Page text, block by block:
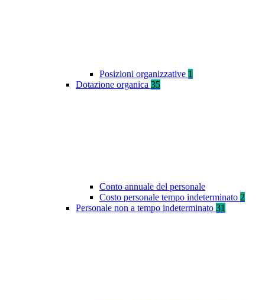
Posizioni organizzative 1
Dotazione organica 35
Conto annuale del personale
Costo personale tempo indeterminato 2
Personale non a tempo indeterminato 31